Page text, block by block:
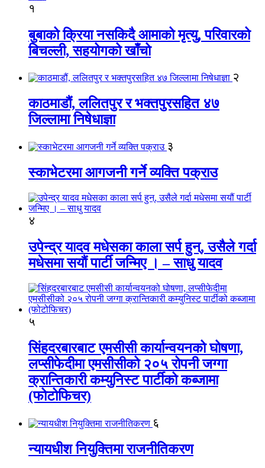
१
बुबाको क्रिया नसकिदै आमाको मृत्यु, परिवारको
बिचल्ली, सहयोगको खाँचो
२
काठमाडौं, ललितपुर र भक्तपुरसहित ४७
जिल्लामा निषेधाज्ञा
३
स्काभेटरमा आगजनी गर्ने व्यक्ति पक्राउ
४
उपेन्द्र यादव मधेसका काला सर्प हुन्, उसैले गर्दा
मधेसमा सयौं पार्टी जन्मिए । – साधु यादव
५
सिंहदरबारबाट एमसीसी कार्यान्वयनको घोषणा,
लप्सीफेदीमा एमसीसीको २०५ रोपनी जग्गा
क्रान्तिकारी कम्युनिस्ट पार्टीको कब्जामा
(फोटोफिचर)
६
न्यायधीश नियुक्तिमा राजनीतिकरण